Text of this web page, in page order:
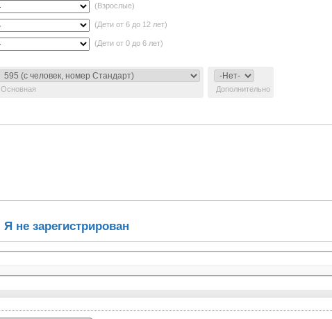
(Взрослые)
(Дети от 6 до 12 лет)
(Дети от 0 до 6 лет)
Основная Дополнительно
Я не зарегистрирован